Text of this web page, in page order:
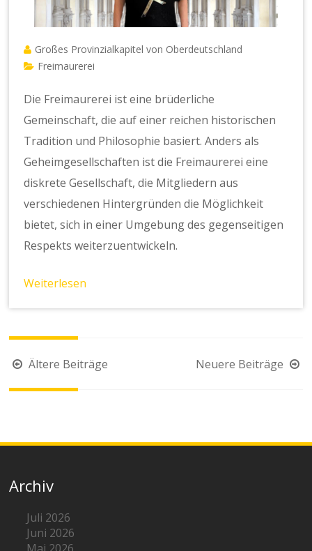
Großes Provinzialkapitel von Oberdeutschland
Freimaurerei
Die Freimaurerei ist eine brüderliche
Gemeinschaft, die auf einer reichen historischen
Tradition und Philosophie basiert. Anders als
Geheimgesellschaften ist die Freimaurerei eine
diskrete Gesellschaft, die Mitgliedern aus
verschiedenen Hintergründen die Möglichkeit
bietet, sich in einer Umgebung des gegenseitigen
Respekts weiterzuentwickeln.
Weiterlesen
Beitragsnavigation
Ältere Beiträge Neuere Beiträge
Archiv
Juli 2026
Juni 2026